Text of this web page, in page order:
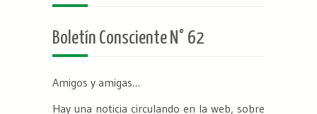
Boletín Consciente N° 62
Amigos y amigas…
Hay una noticia circulando en la web, sobre